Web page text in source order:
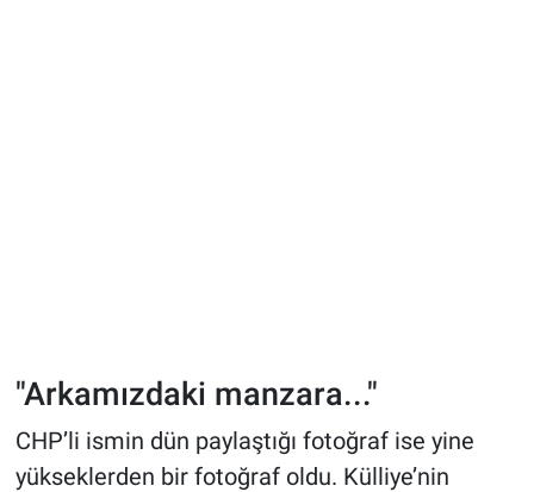
"Arkamızdaki manzara..."
CHP’li ismin dün paylaştığı fotoğraf ise yine
yükseklerden bir fotoğraf oldu. Külliye’nin